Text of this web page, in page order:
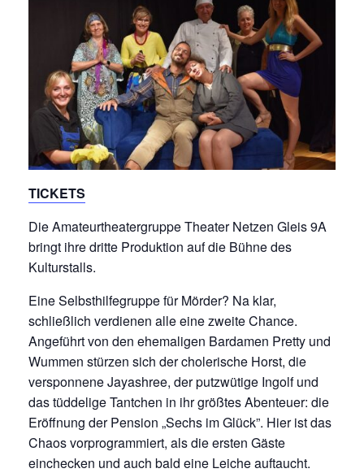
TICKETS
Die Amateurtheatergruppe Theater Netzen Gleis 9A
bringt ihre dritte Produktion auf die Bühne des
Kulturstalls.
Eine Selbsthilfegruppe für Mörder? Na klar,
schließlich verdienen alle eine zweite Chance.
Angeführt von den ehemaligen Bardamen Pretty und
Wummen stürzen sich der cholerische Horst, die
versponnene Jayashree, der putzwütige Ingolf und
das tüddelige Tantchen in ihr größtes Abenteuer: die
Eröffnung der Pension „Sechs im Glück”. Hier ist das
Chaos vorprogrammiert, als die ersten Gäste
einchecken und auch bald eine Leiche auftaucht.